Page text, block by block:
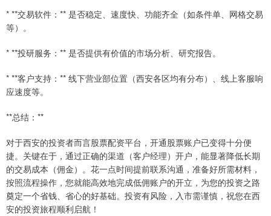
* **交易软件：** 是否稳定、速度快、功能齐全（如条件单、网格交易
等）。
* **投研服务：** 是否提供有价值的市场分析、研究报告。
* **客户支持：** 线下营业部位置（西安各区均有分布）、线上客服响
应速度等。
**总结：**
对于西安的投资者而言股票配资平台，开通股票账户已变得十分便
捷。关键在于，通过正确的渠道（客户经理）开户，能显著降低长期
的交易成本（佣金）。花一点时间提前联系沟通，准备好所需材料，
按照流程操作，您就能高效地完成低佣账户的开立，为您的投资之路
奠定一个省钱、省心的好基础。投资有风险，入市需谨慎，祝您在西
安的投资旅程顺利启航！